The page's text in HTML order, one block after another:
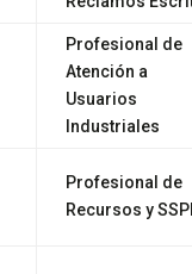
Profesional de
Atención a
Usuarios
Industriales
Profesional de
Recursos y